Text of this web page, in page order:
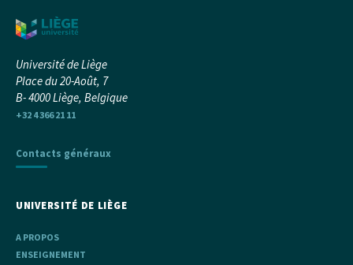
Université de Liège
Place du 20-Août, 7
B- 4000 Liège, Belgique
+32 4 366 21 11
Contacts généraux
UNIVERSITÉ DE LIÈGE
A PROPOS
ENSEIGNEMENT